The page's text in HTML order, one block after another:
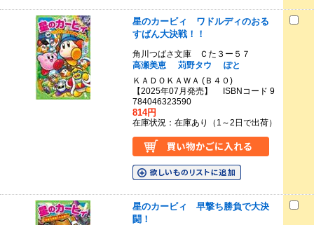
星のカービィ ワドルディのおる
すばん大決戦！！
角川つばさ文庫 Ｃた３ー５７
高瀬美恵
苅野タウ
ぽと
ＫＡＤＯＫＡＷＡ (Ｂ４０)
【2025年07月発売】 ISBNコード 9
784046323590
814円
在庫状況：在庫あり（1～2日で出荷）
星のカービィ 早撃ち勝負で大決
闘！